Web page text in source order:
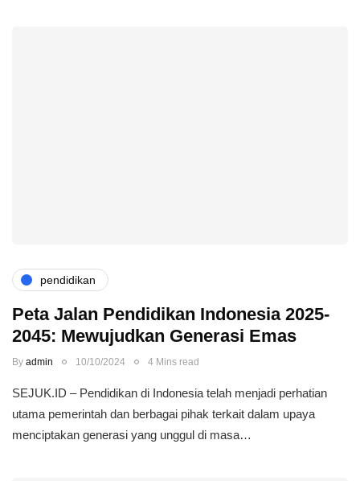
pendidikan
Peta Jalan Pendidikan Indonesia 2025-
2045: Mewujudkan Generasi Emas
By admin 10/10/2024 4 Mins read
SEJUK.ID – Pendidikan di Indonesia telah menjadi perhatian
utama pemerintah dan berbagai pihak terkait dalam upaya
menciptakan generasi yang unggul di masa…